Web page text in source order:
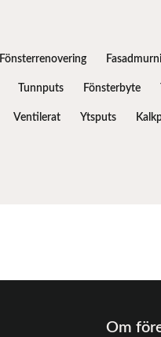
Fönsterrenovering
Tunnputs Fönsterbyte
Ventilerat Ytsputs
Om